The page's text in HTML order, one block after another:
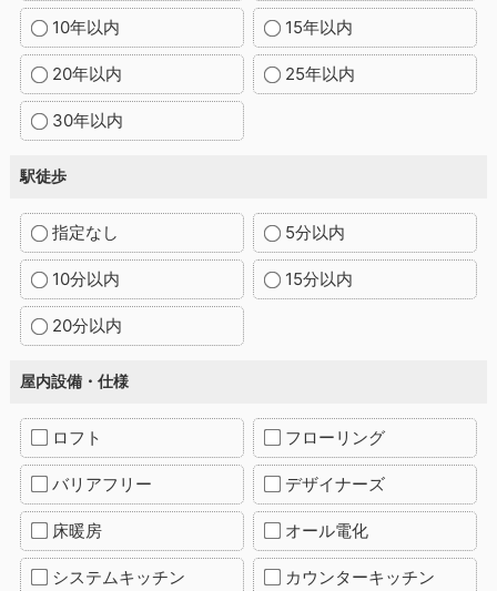
10年以内 15年以内
20年以内 25年以内
30年以内
駅徒歩
指定なし 5分以内
10分以内 15分以内
20分以内
屋内設備・仕様
ロフト フローリング
バリアフリー デザイナーズ
床暖房 オール電化
システムキッチン カウンターキッチン